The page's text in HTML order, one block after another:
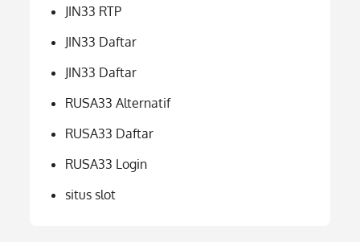
JIN33 RTP
JIN33 Daftar
JIN33 Daftar
RUSA33 Alternatif
RUSA33 Daftar
RUSA33 Login
situs slot